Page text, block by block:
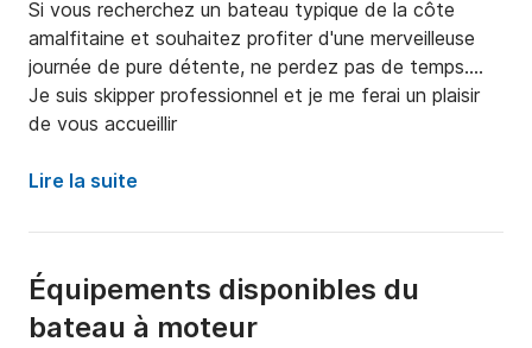
Si vous recherchez un bateau typique de la côte
amalfitaine et souhaitez profiter d'une merveilleuse
journée de pure détente, ne perdez pas de temps....
Je suis skipper professionnel et je me ferai un plaisir
de vous accueillir
Lire la suite
Équipements disponibles du
bateau à moteur